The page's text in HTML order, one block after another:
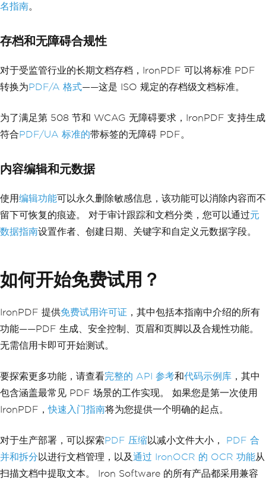
名指南。
存档和无障碍合规性
对于受监管行业的长期文档存档，IronPDF 可以将标准 PDF
转换为PDF/A 格式——这是 ISO 规定的存档级文档标准。
为了满足第 508 节和 WCAG 无障碍要求，IronPDF 支持生成
符合PDF/UA 标准的带标签的无障碍 PDF。
内容编辑和元数据
使用编辑功能可以永久删除敏感信息，该功能可以消除内容而不
留下可恢复的痕迹。 对于审计跟踪和文档分类，您可以通过元
数据指南设置作者、创建日期、关键字和自定义元数据字段。
如何开始免费试用？
IronPDF 提供免费试用许可证 ，其中包括本指南中介绍的所有
功能——PDF 生成、安全控制、页眉和页脚以及合规性功能。
无需信用卡即可开始测试。
要探索更多功能，请查看完整的 API 参考和代码示例库 ，其中
包含涵盖最常见 PDF 场景的工作实现。 如果您是第一次使用
IronPDF，快速入门指南将为您提供一个明确的起点。
对于生产部署，可以探索PDF 压缩以减小文件大小， PDF 合
并和拆分 以进行文档管理，以及通过 IronOCR 的 OCR 功能从
扫描文档中提取文本。 Iron Software 的所有产品都采用兼容